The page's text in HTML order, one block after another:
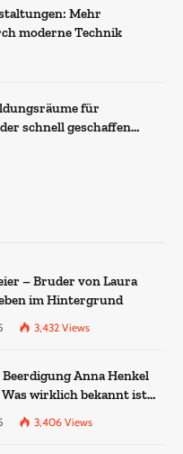
Mehr
moderne Technik
für
schnell geschaffen
– Bruder von Laura
im Hintergrund
3,432 Views
Anna Henkel
wirklich bekannt ist
wurde
3,406 Views